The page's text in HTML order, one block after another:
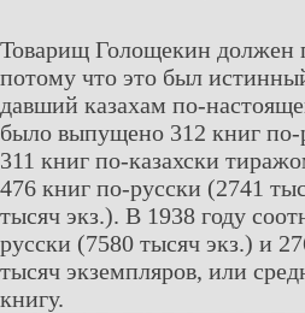
Товарищ Голощекин должен
потому что это был
давший казахам по-
было выпущено 312 книг
311 книг по-казахски
476 книг по-русски (2741
тысяч экз.). В 1938 году
русски (7580 тысяч экз.) и
тысяч экземпляров, или
книгу.